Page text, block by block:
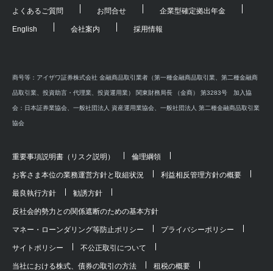
よくあるご質問 お問合せ 企業型確定拠出年金
English 会社案内 採用情報
商号等：アイザワ証券株式会社 金融商品取引業者（第一種金融商品取引業、第二種金融商
品取引業、投資助言・代理業、投資運用業） 関東財務局長 （金商） 第3283号 加入協
会：日本証券業協会、一般社団法人 資産運用業協会、一般社団法人 第二種金融商品取引業
協会
重要事項説明書（リスク説明） 倫理綱領
お客さま本位の業務運営方針と取組状況 利益相反管理方針の概要
最良執行方針 勧誘方針
反社会的勢力との関係遮断のための基本方針
マネー・ローンダリング等防止ポリシー プライバシーポリシー
サイトポリシー 不公正取引について
当社における株式、債券の取引の方法 租税の概要